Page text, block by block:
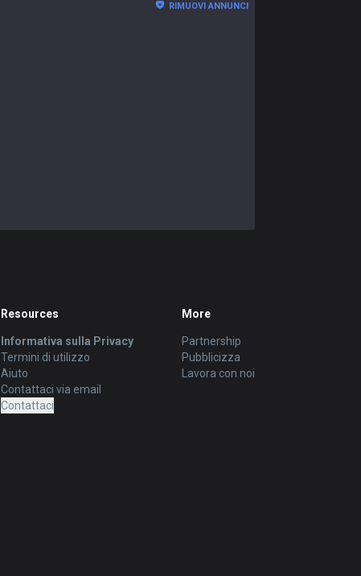
RIMUOVI ANNUNCI
Resources
Informativa sulla Privacy
Termini di utilizzo
Aiuto
Contattaci via email
Contattaci
More
Partnership
Pubblicizza
Lavora con noi